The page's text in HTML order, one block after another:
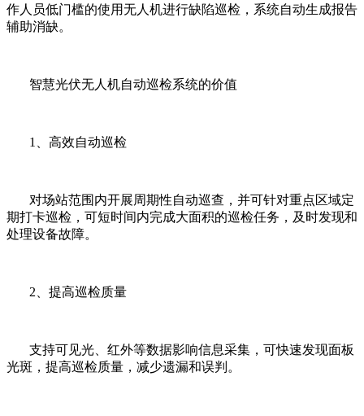
作人员低门槛的使用无人机进行缺陷巡检，系统自动生成报告
辅助消缺。
智慧光伏无人机自动巡检系统的价值
1、高效自动巡检
对场站范围内开展周期性自动巡查，并可针对重点区域定
期打卡巡检，可短时间内完成大面积的巡检任务，及时发现和
处理设备故障。
2、提高巡检质量
支持可见光、红外等数据影响信息采集，可快速发现面板
光斑，提高巡检质量，减少遗漏和误判。